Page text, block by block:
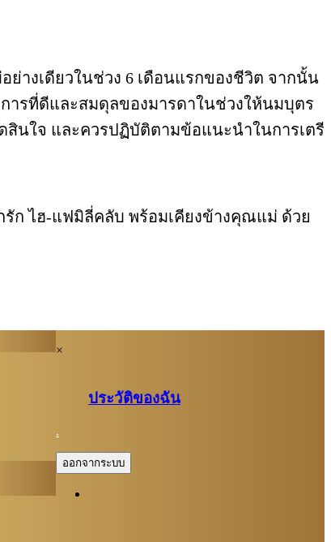
างเดียวในช่วง 6 เดือนแรกของชีวิต จากนั้น
ารที่ดีและสมดุลของมารดาในช่วงให้นมบุตร
นใจ และควรปฏิบัติตามข้อแนะนำในการเตรี
ก ไฮ-แฟมิลี่คลับ พร้อมเคียงข้างคุณแม่ ด้วย
×
ประวัติของฉัน
.
ออกจากระบบ